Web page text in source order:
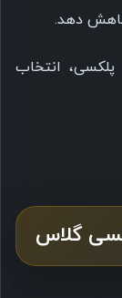
کاهش دهد.
پلکسی، انتخاب
گلاس